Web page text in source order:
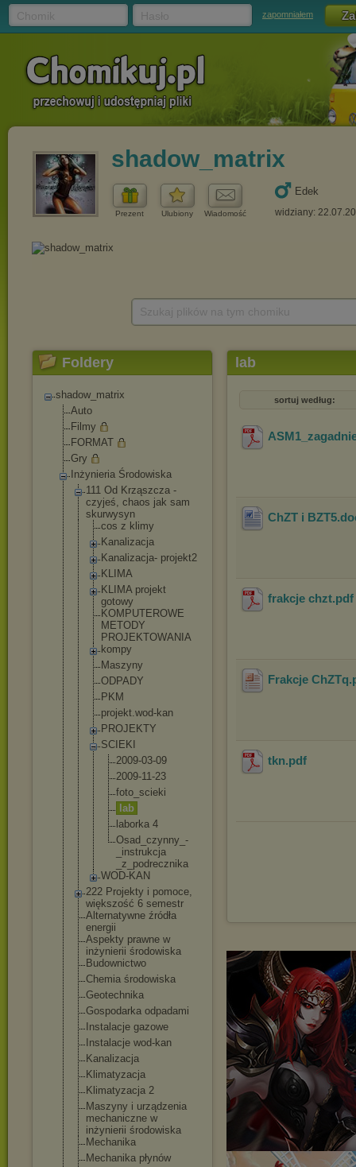
zapomniałem
shadow_matrix
Prezent Ulubiony Wiadomość
Edek
widziany:
Foldery
shadow_matrix
Auto
Filmy
FORMAT
Gry
Inżynieria Środowiska
111 Od Krząszcza -
czyjeś, chaos jak sam
skurwysyn
cos z klimy
Kanalizacja
Kanalizacja- projekt2
KLIMA
KLIMA projekt
gotowy
KOMPUTEROWE
METODY
PROJEKTOWAN IA
kompy
Maszyny
ODPADY
PKM
projekt.wod-kan
PROJEKTY
SCIEKI
2009-03-09
2009-11-23
foto_scieki
lab
laborka 4
Osad_czynny_-
_instrukcja
_z_podrecznika
WOD-KAN
222 Projekty i pomoce,
większość 6 semestr
Alternatywne źródła
energii
Aspekty prawne w
inżynierii środowiska
Budownictwo
Chemia środowiska
Geotechnika
Gospodarka odpadami
Instalacje gazowe
Instalacje wod-kan
Kanalizacja
Klimatyzacja
Klimatyzacja 2
Maszyny i urządzenia
mechaniczne w
inżynierii środowiska
Mechanika
Mechanika płynów
lab
sortuj według:
ChZT i BZT5
frakcje chzt.pdf
Frakcje ChZTq
tkn.pdf